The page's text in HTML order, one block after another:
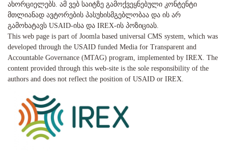
ახორციელებს. ამ ვებ საიტზე გამოქვეყნებული კონტენტი
მთლიანად ავტორების პასუხისმგებლობაა და ის არ
გამოხატავს USAID-ისა და IREX-ის პოზიციას.
This web page is part of Joomla based universal CMS system, which was
developed through the USAID funded Media for Transparent and
Accountable Governance (MTAG) program, implemented by IREX. The
content provided through this web-site is the sole responsibility of the
authors and does not reflect the position of USAID or IREX.